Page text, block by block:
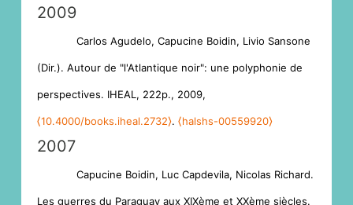
2009
Carlos Agudelo, Capucine Boidin, Livio Sansone
(Dir.). Autour de "l'Atlantique noir": une polyphonie de
perspectives. IHEAL, 222p., 2009,
⟨10.4000/books.iheal.2732⟩. ⟨halshs-00559920⟩
2007
Capucine Boidin, Luc Capdevila, Nicolas Richard.
Les guerres du Paraguay aux XIXème et XXème siècles.